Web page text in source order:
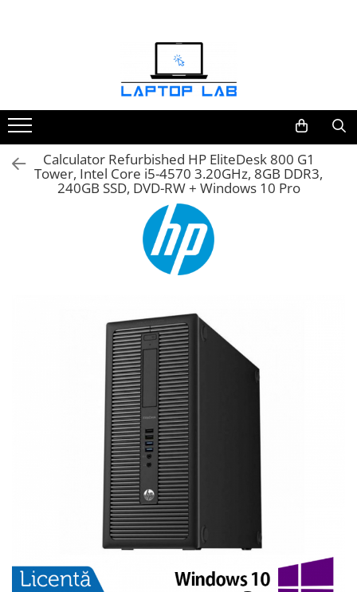
Mouseuri
Încărcătoare
Calculator Refurbished HP EliteDesk 800 G1
Tower, Intel Core i5-4570 3.20GHz, 8GB DDR3,
240GB SSD, DVD-RW + Windows 10 Pro